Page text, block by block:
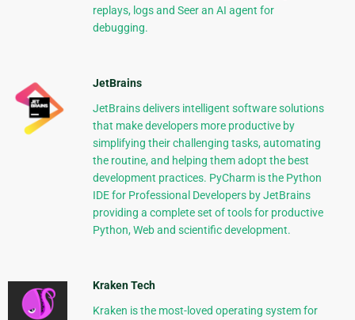
replays, logs and Seer an AI agent for
debugging.
JetBrains
JetBrains delivers intelligent software solutions
that make developers more productive by
simplifying their challenging tasks, automating
the routine, and helping them adopt the best
development practices. PyCharm is the Python
IDE for Professional Developers by JetBrains
providing a complete set of tools for productive
Python, Web and scientific development.
Kraken Tech
Kraken is the most-loved operating system for